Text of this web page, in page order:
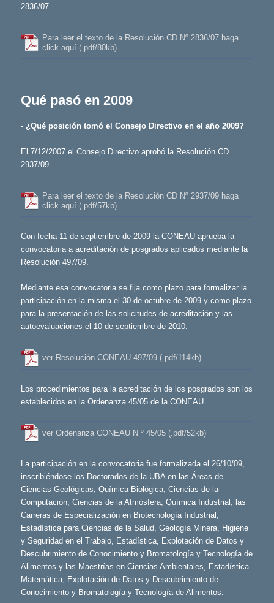
2836/07.
Para leer el texto de la Resolución CD Nº 2836/07 haga
click aquí (.pdf/80kb)
Qué pasó en 2009
- ¿Qué posición tomó el Consejo Directivo en el año 2009?
El 7/12/2007 el Consejo Directivo aprobó la Resolución CD
2937/09.
Para leer el texto de la Resolución CD Nº 2937/09 haga
click aquí (.pdf/57kb)
Con fecha 11 de septiembre de 2009 la CONEAU aprueba la
convocatoria a acreditación de posgrados aplicados mediante la
Resolución 497/09.
Mediante esa convocatoria se fija como plazo para formalizar la
participación en la misma el 30 de octubre de 2009 y como plazo
para la presentación de las solicitudes de acreditación y las
autoevaluaciones el 10 de septiembre de 2010.
ver Resolución CONEAU 497/09 (.pdf/114kb)
Los procedimientos para la acreditación de los posgrados son los
establecidos en la Ordenanza 45/05 de la CONEAU.
ver Ordenanza CONEAU N º 45/05 (.pdf/52kb)
La participación en la convocatoria fue formalizada el 26/10/09,
inscribiéndose los Doctorados de la UBA en las Áreas de
Ciencias Geológicas, Química Biológica, Ciencias de la
Computación, Ciencias de la Atmósfera, Química Industrial; las
Carreras de Especialización en Biotecnología Industrial,
Estadística para Ciencias de la Salud, Geología Minera, Higiene
y Seguridad en el Trabajo, Estadística, Explotación de Datos y
Descubrimiento de Conocimiento y Bromatología y Tecnología de
Alimentos y las Maestrías en Ciencias Ambientales, Estadística
Matemática, Explotación de Datos y Descubrimiento de
Conocimiento y Bromatología y Tecnología de Alimentos.